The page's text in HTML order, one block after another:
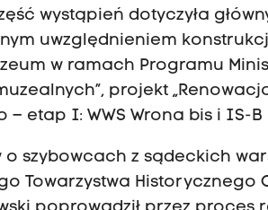
wystąpień dotyczyła
uwzględnieniem
w ramach Programu
projekt
– etap I: WWS Wrona bis i IS-B
szybowcach z sądeckich
Towarzystwa Historycznego